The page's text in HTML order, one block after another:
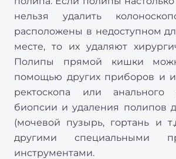
нельзя удалить
расположены в недоступном
месте, то их удаляют
Полипы прямой кишки
помощью других приборов и
ректоскопа или анального
биопсии и удаления полипов
(мочевой пузырь, гортань и
другими специальными
инструментами.